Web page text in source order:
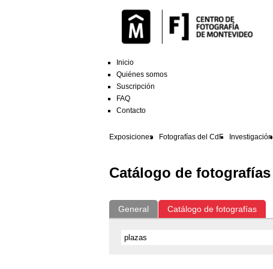
Inicio
Quiénes somos
Suscripción
FAQ
Contacto
Catálogo de fotografías
General Catálogo de fotografías
Exposiciones Fotografías del CdF Investigación